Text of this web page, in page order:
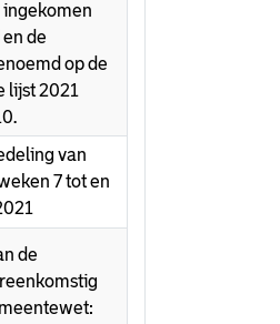
ingekomen
de
op de
lijst 2021
van
7 tot en
de